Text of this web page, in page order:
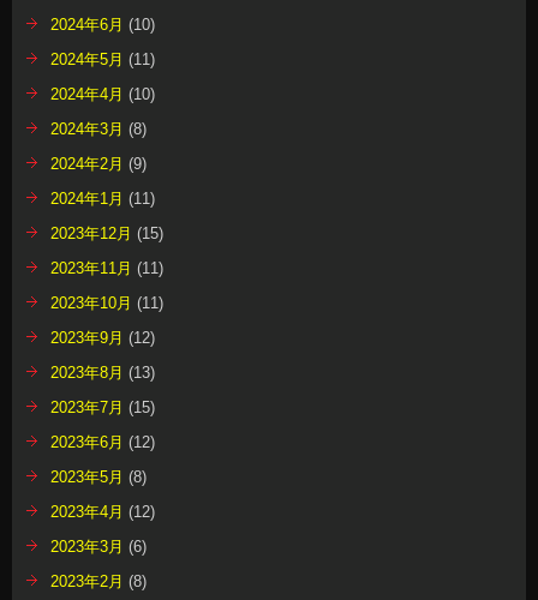
2024年6月 (10)
2024年5月 (11)
2024年4月 (10)
2024年3月 (8)
2024年2月 (9)
2024年1月 (11)
2023年12月 (15)
2023年11月 (11)
2023年10月 (11)
2023年9月 (12)
2023年8月 (13)
2023年7月 (15)
2023年6月 (12)
2023年5月 (8)
2023年4月 (12)
2023年3月 (6)
2023年2月 (8)